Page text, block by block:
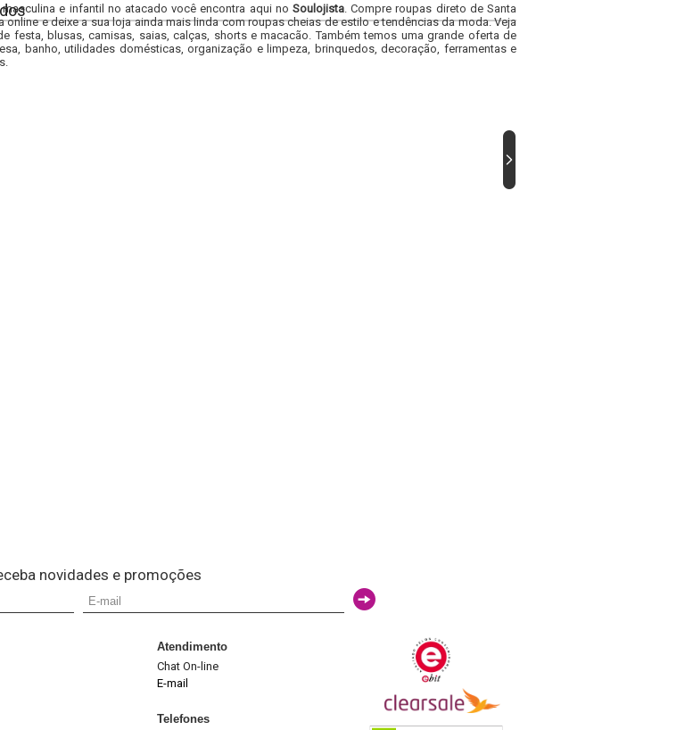
e infantil no atacado você encontra aqui no Soulojista. Compre roupas direto de Santa
online e deixe a sua loja ainda mais linda com roupas cheias de estilo e tendências da moda. Veja
festa, blusas, camisas, saias, calças, shorts e macacão. Também temos uma grande oferta de
banho, utilidades domésticas, organização e limpeza, brinquedos, decoração, ferramentas e
novidades e promoções
Atendimento
Chat On-line
E-mail
Telefones